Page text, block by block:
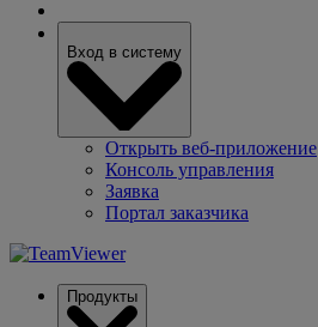
Вход в систему
Открыть веб-приложение
Консоль управления
Заявка
Портал заказчика
Продукты